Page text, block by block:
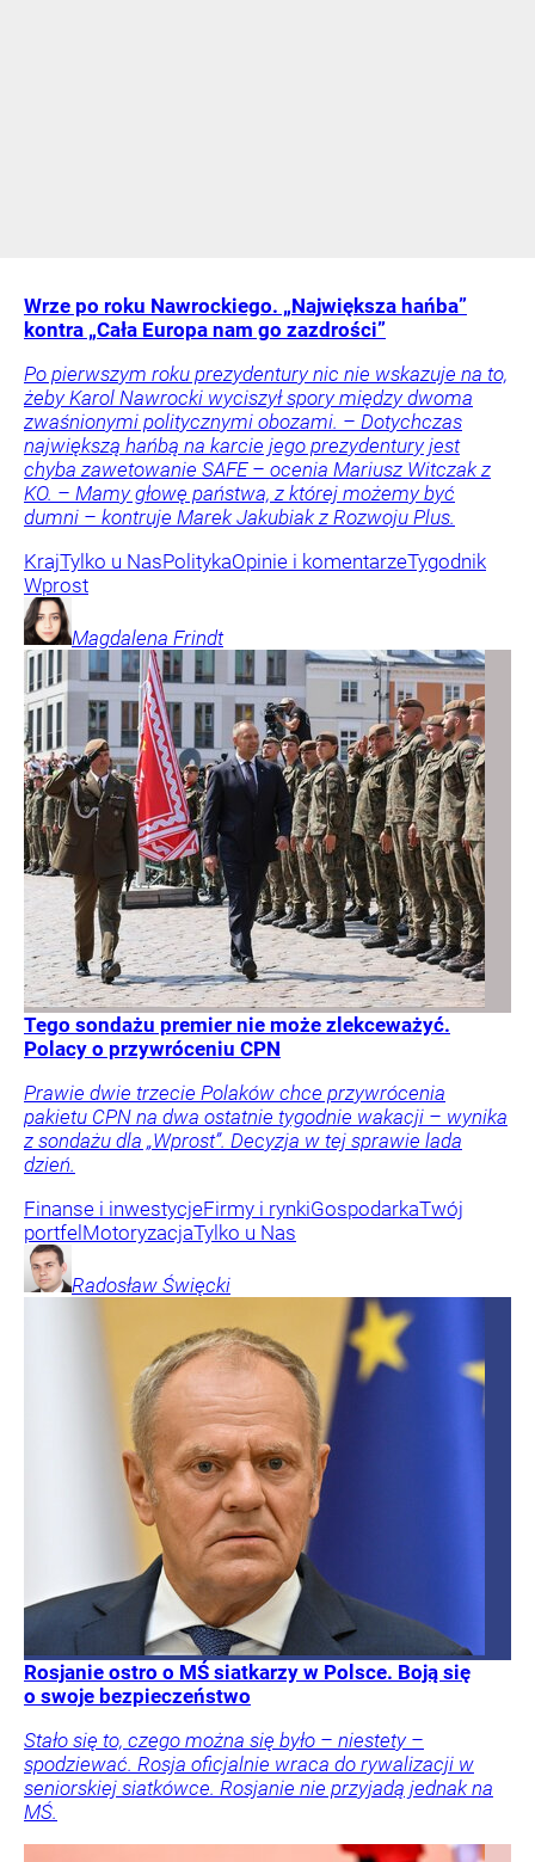
Wrze po roku Nawrockiego. „Największa hańba”
kontra „Cała Europa nam go zazdrości”
Po pierwszym roku prezydentury nic nie wskazuje na to,
żeby Karol Nawrocki wyciszył spory między dwoma
zwaśnionymi politycznymi obozami. – Dotychczas
największą hańbą na karcie jego prezydentury jest
chyba zawetowanie SAFE – ocenia Mariusz Witczak z
KO. – Mamy głowę państwa, z której możemy być
dumni – kontruje Marek Jakubiak z Rozwoju Plus.
KrajTylko u NasPolitykaOpinie i komentarzeTygodnik
Wprost
Magdalena Frindt
Tego sondażu premier nie może zlekceważyć.
Polacy o przywróceniu CPN
Prawie dwie trzecie Polaków chce przywrócenia
pakietu CPN na dwa ostatnie tygodnie wakacji – wynika
z sondażu dla „Wprost”. Decyzja w tej sprawie lada
dzień.
Finanse i inwestycjeFirmy i rynkiGospodarkaTwój
portfel MotoryzacjaTylko u Nas
Radosław Święcki
Rosjanie ostro o MŚ siatkarzy w Polsce. Boją się
o swoje bezpieczeństwo
Stało się to, czego można się było – niestety –
spodziewać. Rosja oficjalnie wraca do rywalizacji w
seniorskiej siatkówce. Rosjanie nie przyjadą jednak na
MŚ.